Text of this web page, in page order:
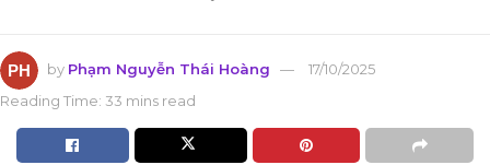
by Phạm Nguyễn Thái Hoàng
17/10/2025
Reading Time: 33 mins read